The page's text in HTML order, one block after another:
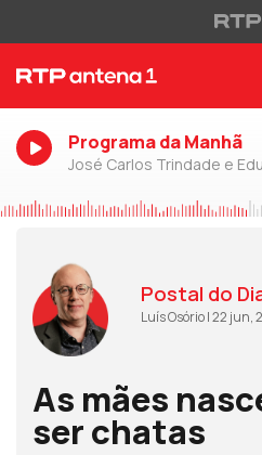
Programa da Manhã
José Carlos Trindade e
Postal do
Luís Osório | 22 jun,
As mães
ser chatas